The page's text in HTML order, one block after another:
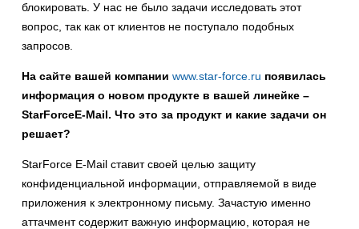
блокировать. У нас не было задачи исследовать этот
вопрос, так как от клиентов не поступало подобных
запросов.
На сайте вашей компании www.star-force.ru появилась
информация о новом продукте в вашей линейке –
StarForceE-Mail. Что это за продукт и какие задачи он
решает?
StarForce E-Mail ставит своей целью защиту
конфиденциальной информации, отправляемой в виде
приложения к электронному письму. Зачастую именно
аттачмент содержит важную информацию, которая не